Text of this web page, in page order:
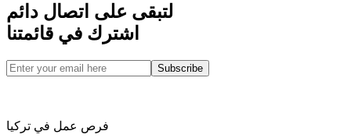
لتبقى على اتصال دائم
اشترك في قائمتنا
Subscribe
فرص عمل في تركيا